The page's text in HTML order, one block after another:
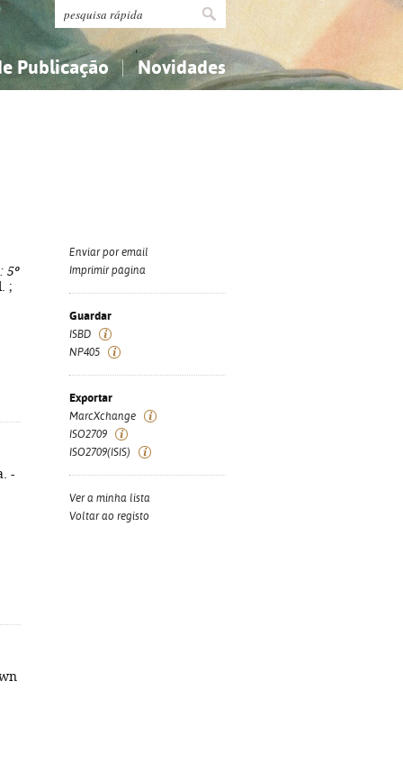
Publicação Novidades
: 5º
;
-
Enviar por email
Imprimir página
Guardar
ISBD
NP405
Exportar
MarcXchange
ISO2709
ISO2709(ISIS)
Ver a minha lista
Voltar ao registo